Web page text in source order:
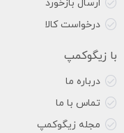
ارسال بازخورد
درخواست کالا
با زیگوکمپ
درباره ما
تماس با ما
مجله زیگوکمپ